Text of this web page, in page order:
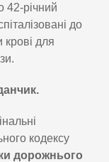
42-річний
до
крові для
кодексу
дорожнього